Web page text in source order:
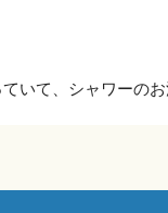
いて、シャワーの